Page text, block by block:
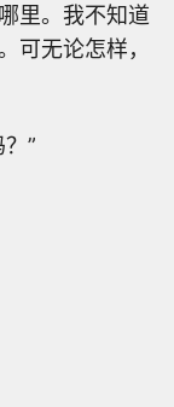
里。我不知道
可无论怎样，
”